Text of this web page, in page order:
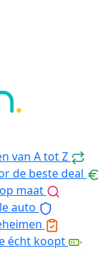
van A tot Z
de beste deal
maat
auto
écht koopt